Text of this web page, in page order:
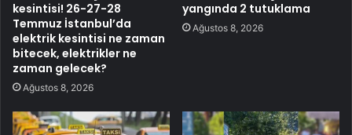
kesintisi! 26-27-28
Temmuz İstanbul’da
elektrik kesintisi ne zaman
bitecek, elektrikler ne
zaman gelecek?
Ağustos 8, 2026
yangında 2 tutuklama
Ağustos 8, 2026